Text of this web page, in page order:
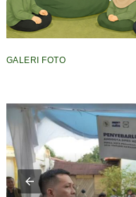
GALERI FOTO